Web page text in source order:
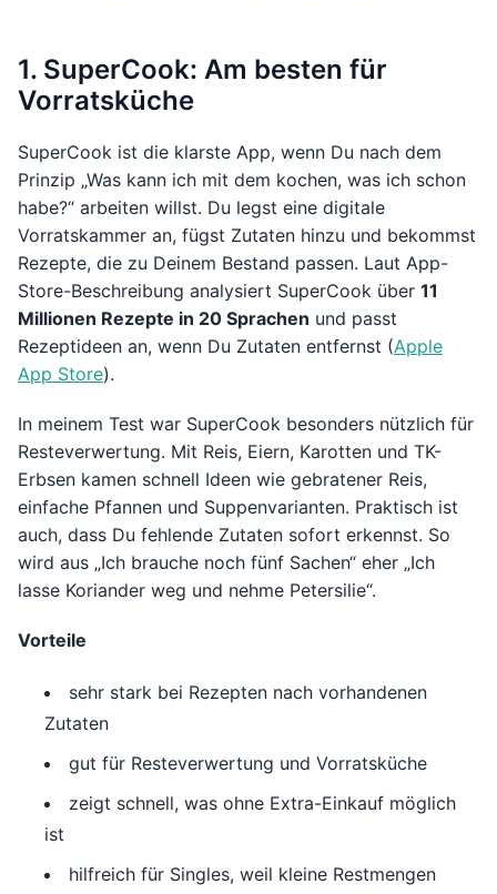
1. SuperCook: Am besten für
Vorratsküche
SuperCook ist die klarste App, wenn Du nach dem
Prinzip „Was kann ich mit dem kochen, was ich schon
habe?“ arbeiten willst. Du legst eine digitale
Vorratskammer an, fügst Zutaten hinzu und bekommst
Rezepte, die zu Deinem Bestand passen. Laut App-
Store-Beschreibung analysiert SuperCook über 11
Millionen Rezepte in 20 Sprachen und passt
Rezeptideen an, wenn Du Zutaten entfernst (Apple
App Store).
In meinem Test war SuperCook besonders nützlich für
Resteverwertung. Mit Reis, Eiern, Karotten und TK-
Erbsen kamen schnell Ideen wie gebratener Reis,
einfache Pfannen und Suppenvarianten. Praktisch ist
auch, dass Du fehlende Zutaten sofort erkennst. So
wird aus „Ich brauche noch fünf Sachen“ eher „Ich
lasse Koriander weg und nehme Petersilie“.
Vorteile
sehr stark bei Rezepten nach vorhandenen
Zutaten
gut für Resteverwertung und Vorratsküche
zeigt schnell, was ohne Extra-Einkauf möglich
ist
hilfreich für Singles, weil kleine Restmengen